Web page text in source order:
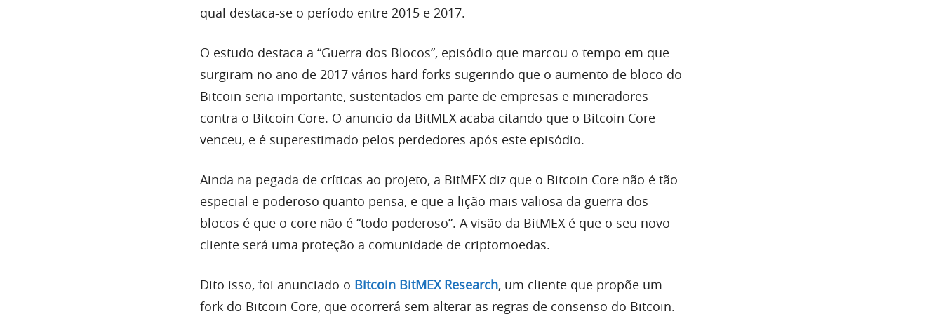
qual destaca-se o período entre 2015 e 2017.
O estudo destaca a “Guerra dos Blocos”, episódio que marcou o tempo em que
surgiram no ano de 2017 vários hard forks sugerindo que o aumento de bloco do
Bitcoin seria importante, sustentados em parte de empresas e mineradores
contra o Bitcoin Core. O anuncio da BitMEX acaba citando que o Bitcoin Core
venceu, e é superestimado pelos perdedores após este episódio.
Ainda na pegada de críticas ao projeto, a BitMEX diz que o Bitcoin Core não é tão
especial e poderoso quanto pensa, e que a lição mais valiosa da guerra dos
blocos é que o core não é “todo poderoso”. A visão da BitMEX é que o seu novo
cliente será uma proteção a comunidade de criptomoedas.
Dito isso, foi anunciado o Bitcoin BitMEX Research, um cliente que propõe um
fork do Bitcoin Core, que ocorrerá sem alterar as regras de consenso do Bitcoin.